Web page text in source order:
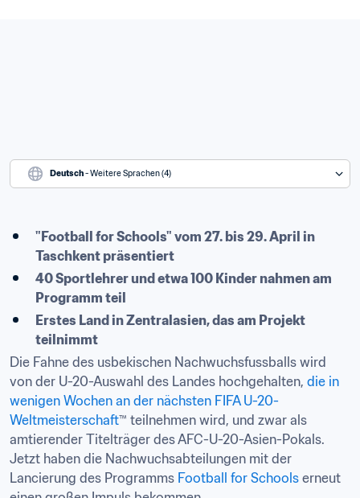
Deutsch - Weitere Sprachen (4)
"Football for Schools" vom 27. bis 29. April in
Taschkent präsentiert
40 Sportlehrer und etwa 100 Kinder nahmen am
Programm teil
Erstes Land in Zentralasien, das am Projekt
teilnimmt
Die Fahne des usbekischen Nachwuchsfussballs wird
von der U-20-Auswahl des Landes hochgehalten, die in
wenigen Wochen an der nächsten FIFA U-20-
Weltmeisterschaft™ teilnehmen wird, und zwar als
amtierender Titelträger des AFC-U-20-Asien-Pokals.
Jetzt haben die Nachwuchsabteilungen mit der
Lancierung des Programms Football for Schools erneut